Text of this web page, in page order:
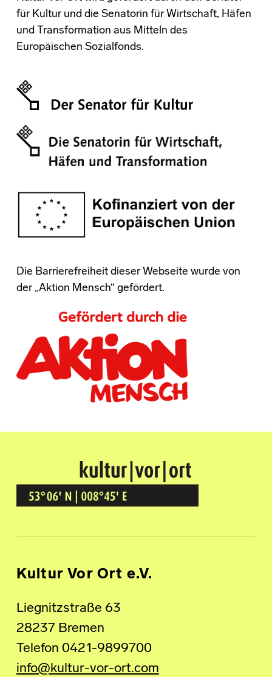
für Kultur und die Senatorin für Wirtschaft, Häfen
und Transformation aus Mitteln des
Europäischen Sozialfonds.
Die Barrierefreiheit dieser Webseite wurde von
der „Aktion Mensch“ gefördert.
Kultur Vor Ort
BREMEN GRÖPELINGEN
Kultur Vor Ort e.V.
Liegnitzstraße 63
28237 Bremen
Telefon 0421-9899700
info@kultur-vor-ort.com